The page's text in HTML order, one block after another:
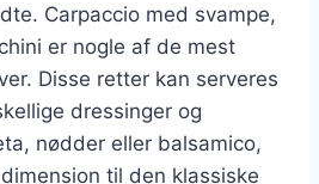
Carpaccio med svampe,
er nogle af de mest
Disse retter kan serveres
dressinger og
nødder eller balsamico,
til den klassiske